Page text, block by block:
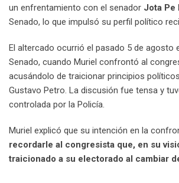
un enfrentamiento con el senador Jota Pe
Senado, lo que impulsó su perfil político
El altercado ocurrió el pasado 5 de agosto
Senado, cuando Muriel confrontó al
acusándolo de traicionar principios
Gustavo Petro. La discusión fue tensa y
controlada por la Policía.
Muriel explicó que su intención en la
recordarle al congresista que, en su
traicionado a su electorado al cambiar